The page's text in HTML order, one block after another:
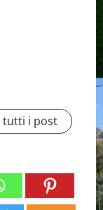
tutti i post